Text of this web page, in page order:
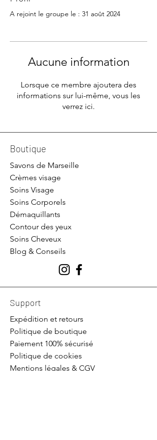
A rejoint le groupe le : 31 août 2024
Aucune information
Lorsque ce membre ajoutera des
informations sur lui-même, vous les
verrez ici.
Boutique
Savons de Marseille
Crèmes visage
Soins Visage
Soins Corporels
Démaquillants
Contour des yeux
Soins Cheveux
Blog & Conseils
Support
Expédition et retours
Politique de boutique
Paiement 100% sécurisé
Politique de cookies
Mentions légales & CGV